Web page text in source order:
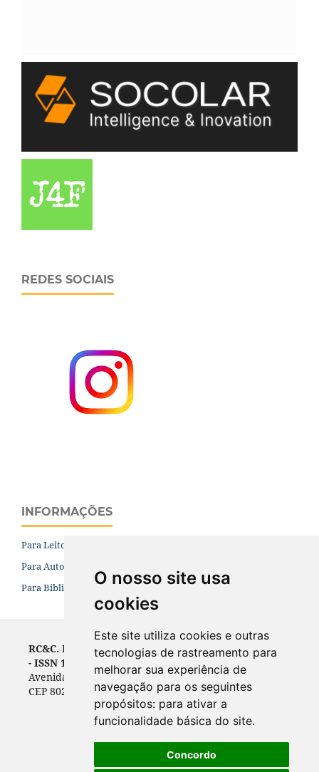
O nosso site usa
cookies
Este site utiliza cookies e outras
tecnologias de rastreamento para
melhorar sua experiência de
navegação para os seguintes
propósitos: para ativar a
funcionalidade básica do site.
Concordo
REDES SOCIAIS
INFORMAÇÕES
Para Leitores
Para Autores
Para Bibliotecários
RC&C. Revista de Contabilidade e Controladoria
- ISSN 1984-6266
Avenida Prefeito Lothário Meissner, 632 - Campus III
CEP 80210-070, Curitiba, PR, Brasil